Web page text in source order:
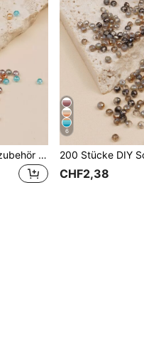
200 Stücke DIY Schmuckzubehör mit Perle
6
CHF2,38